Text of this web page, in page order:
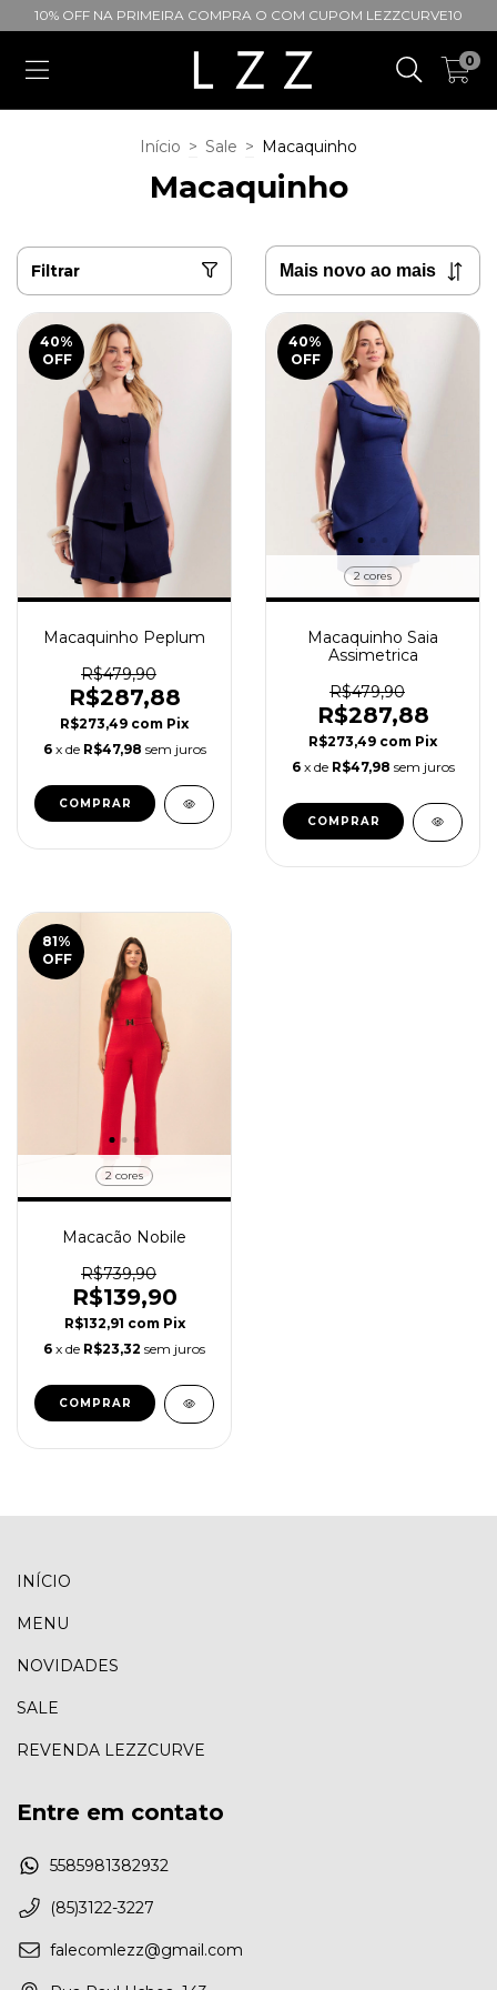
10% OFF NA PRIMEIRA COMPRA O COM CUPOM LEZZCURVE10
0
Início > Sale > Macaquinho
Macaquinho
Filtrar
40%
OFF
Macaquinho Peplum
R$479,90
R$287,88
R$273,49 com Pix
6 x de R$47,98 sem juros
COMPRAR
40%
OFF
2 cores
Macaquinho Saia
Assimetrica
R$479,90
R$287,88
R$273,49 com Pix
6 x de R$47,98 sem juros
COMPRAR
81%
OFF
2 cores
Macacão Nobile
R$739,90
R$139,90
R$132,91 com Pix
6 x de R$23,32 sem juros
COMPRAR
INÍCIO
MENU
NOVIDADES
SALE
REVENDA LEZZCURVE
Entre em contato
5585981382932
(85)3122-3227
falecomlezz@gmail.com